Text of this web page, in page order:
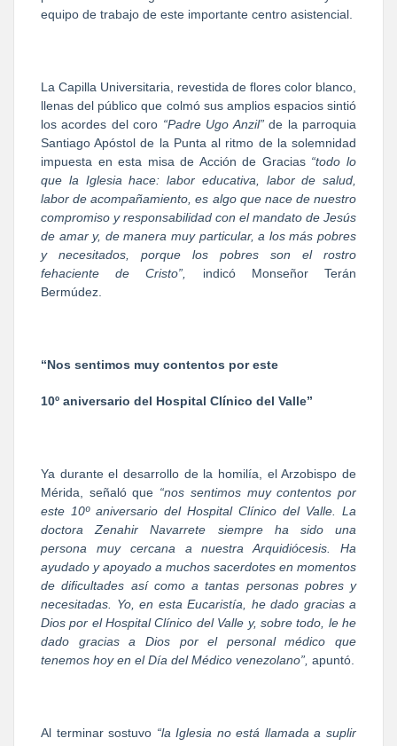
equipo de trabajo de este importante centro asistencial.
La Capilla Universitaria, revestida de flores color blanco,
llenas del público que colmó sus amplios espacios sintió
los acordes del coro “Padre Ugo Anzil”de la parroquia
Santiago Apóstol de la Punta al ritmo de la solemnidad
impuesta en esta misa de Acción de Gracias “todo lo
que la Iglesia hace: labor educativa, labor de salud,
labor de acompañamiento, es algo que nace de nuestro
compromiso y responsabilidad con el mandato de Jesús
de amar y, de manera muy particular, a los más pobres
y necesitados, porque los pobres son el rostro
fehaciente de Cristo”, indicó Monseñor Terán
Bermúdez.
“Nos sentimos muy contentos por este
10º aniversario del Hospital Clínico del Valle”
Ya durante el desarrollo de la homilía, el Arzobispo de
Mérida, señaló que “nos sentimos muy contentos por
este 10º aniversario del Hospital Clínico del Valle. La
doctora Zenahir Navarrete siempre ha sido una
persona muy cercana a nuestra Arquidiócesis. Ha
ayudado y apoyado a muchos sacerdotes en momentos
de dificultades así como a tantas personas pobres y
necesitadas. Yo, en esta Eucaristía, he dado gracias a
Dios por el Hospital Clínico del Valle y, sobre todo, le he
dado gracias a Dios por el personal médico que
tenemos hoy en el Día del Médico venezolano”, apuntó.
Al terminar sostuvo “la Iglesia no está llamada a suplir